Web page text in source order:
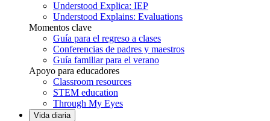
Understood Explica: IEP
Understood Explains: Evaluations
Momentos clave
Guía para el regreso a clases
Conferencias de padres y maestros
Guía familiar para el verano
Apoyo para educadores
Classroom resources
STEM education
Through My Eyes
Vida diaria